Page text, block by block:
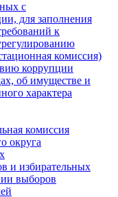
с
для заполнения
к
комиссия)
коррупции
об имуществе и
характера
комиссия
округа
и избирательных
выборов